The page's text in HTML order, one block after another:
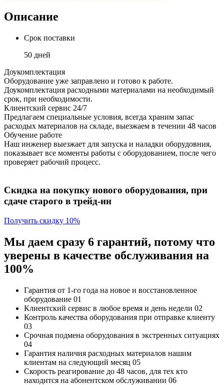
Описание
Срок поставки
50 дней
Доукомплектация
Оборудование уже заправлено и готово к работе.
Доукомплектация расходными материалами на необходимый
срок, при необходимости.
Клиентский сервис 24/7
Предлагаем специальные условия, всегда храним запас
расходых материалов на складе, выезжаем в течении 48 часов
Обучение работе
Наш инженер выезжает для запуска и наладки оборудовния,
показывает все моменты работы с оборудованием, после чего
проверяет рабочий процесс.
Скидка на покупку нового оборудования, при
сдаче старого в трейд-ин
Получить скидку 10%
Мы даем сразу 6 гарантий, потому что
уверены в качестве обслуживания на
100%
Гарантия от 1-го года на новое и восстановленное
оборудование 01
Клиентский сервис в любое время и день недели 02
Контроль качества оборудования при отправке клиенту
03
Срочная подмена оборудования в экстренных ситуациях
04
Гарантия наличия расходных материалов нашим
клиентам на следующий месяц 05
Скорость реагирование до 48 часов, для тех кто
находится на абонентском обслуживании 06